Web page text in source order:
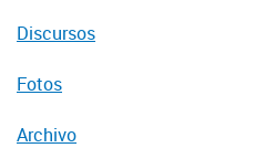
Discursos
Fotos
Archivo